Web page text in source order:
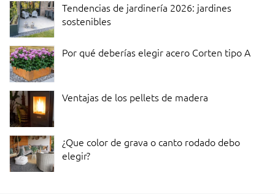
Tendencias de jardinería 2026: jardines
sostenibles
Por qué deberías elegir acero Corten tipo A
Ventajas de los pellets de madera
¿Que color de grava o canto rodado debo
elegir?